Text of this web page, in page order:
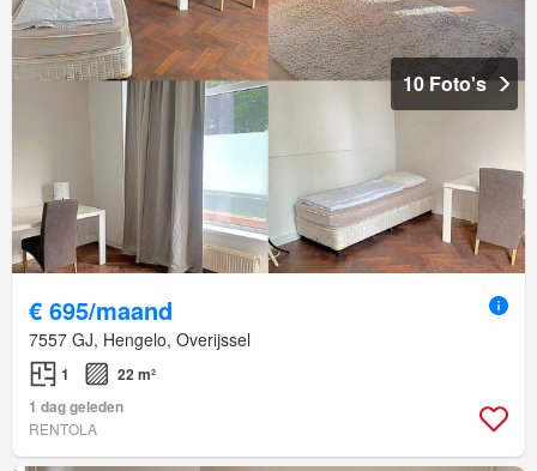
10 Foto's
€ 695/maand
7557 GJ, Hengelo, Overijssel
1
22 m²
1 dag geleden
RENTOLA